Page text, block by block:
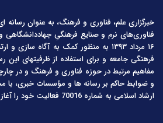
خبرگزاری علم، فناوری و فرهنگ، به عنوان رسانه
فناوری‌های نرم و صنایع فرهنگیِ جهاددانشگاهی
۱۶ مرداد ۱۳۹۳ به منظور کمک به آگاه
فرهنگی جامعه و برای استفاده از ظرفیتهای
مفاهیم مرتبط در حوزه فناوری و فرهنگ و در
و ضوابط حاکم بر رسانه ها و مؤسسات خبری، با
ارشاد اسلامی به شماره 70016 فعالیت خود را آغاز کرده است.